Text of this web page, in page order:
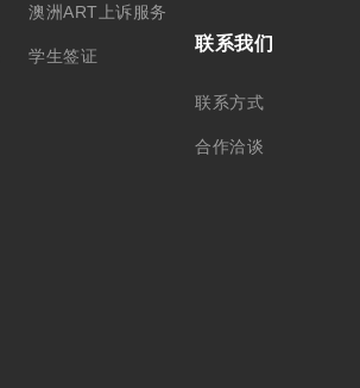
澳洲ART上诉服务
学生签证
联系我们
联系方式
合作洽谈